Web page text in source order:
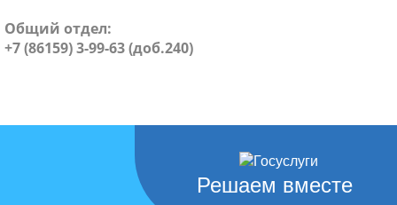
Общий отдел:
+7 (86159) 3-99-63 (доб.240)
Решаем вместе